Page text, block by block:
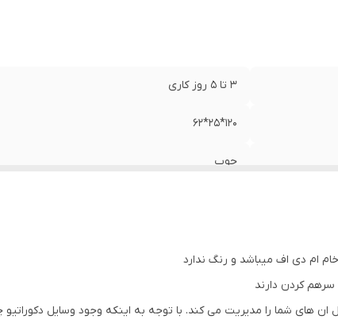
3 تا 5 روز کاری
120*25*62
چوب
ام دی اف میباشد و رنگ ندارد
کردن دارند
های شما را مدیریت می کند. با توجه به اینکه وجود وسایل دکوراتیو